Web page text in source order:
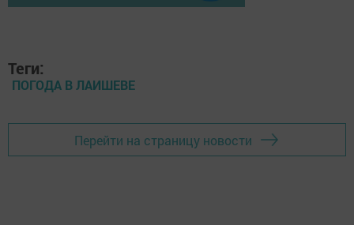
Теги:
ПОГОДА В ЛАИШЕВЕ
Перейти на страницу новости